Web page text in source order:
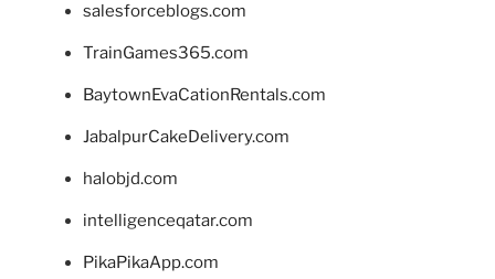
salesforceblogs.com
TrainGames365.com
BaytownEvaCationRentals.com
JabalpurCakeDelivery.com
halobjd.com
intelligenceqatar.com
PikaPikaApp.com